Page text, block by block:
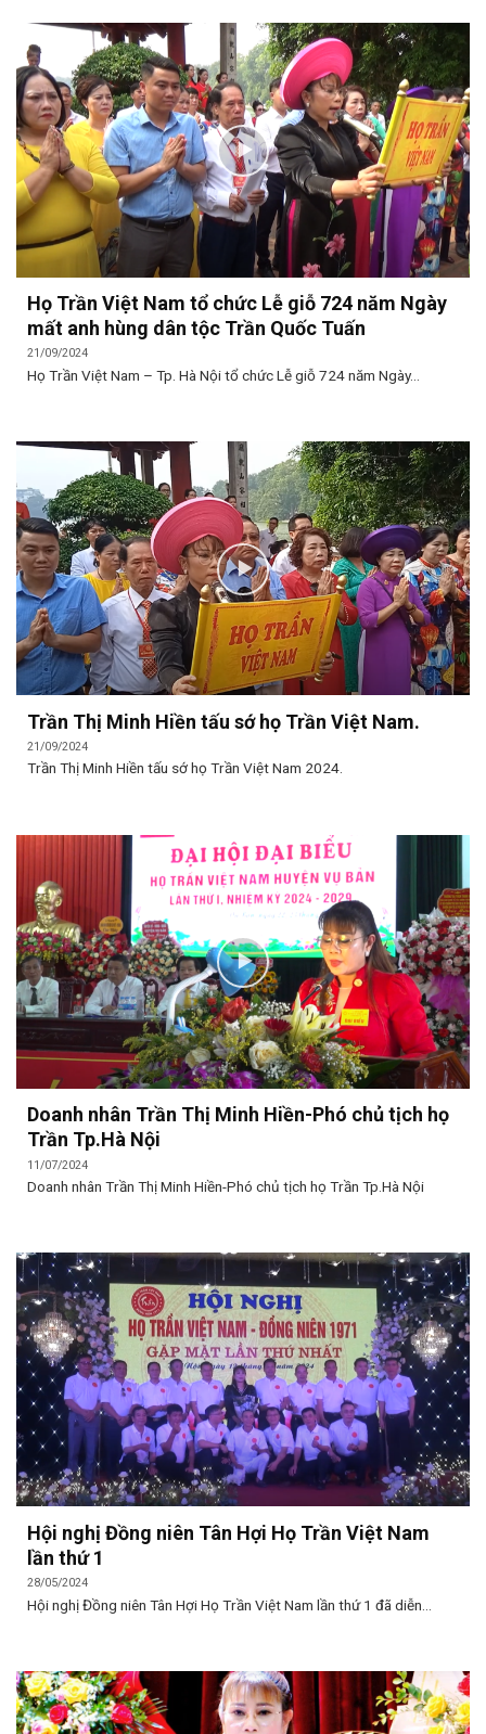
Họ Trần Việt Nam tổ chức Lễ giỗ 724 năm Ngày
mất anh hùng dân tộc Trần Quốc Tuấn
21/09/2024
Họ Trần Việt Nam – Tp. Hà Nội tổ chức Lễ giỗ 724 năm Ngày...
Trần Thị Minh Hiền tấu sớ họ Trần Việt Nam.
21/09/2024
Trần Thị Minh Hiền tấu sớ họ Trần Việt Nam 2024.
Doanh nhân Trần Thị Minh Hiền-Phó chủ tịch họ
Trần Tp.Hà Nội
11/07/2024
Doanh nhân Trần Thị Minh Hiền-Phó chủ tịch họ Trần Tp.Hà Nội
Hội nghị Đồng niên Tân Hợi Họ Trần Việt Nam
lần thứ 1
28/05/2024
Hội nghị Đồng niên Tân Hợi Họ Trần Việt Nam lần thứ 1 đã diễn...